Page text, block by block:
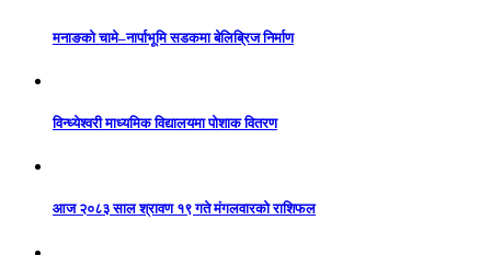
मनाङको चामे–नार्पाभूमि सडकमा बेलिब्रिज निर्माण
विन्ध्येश्वरी माध्यमिक विद्यालयमा पोशाक वितरण
आज २०८३ साल श्रावण १९ गते मंगलवारको राशिफल